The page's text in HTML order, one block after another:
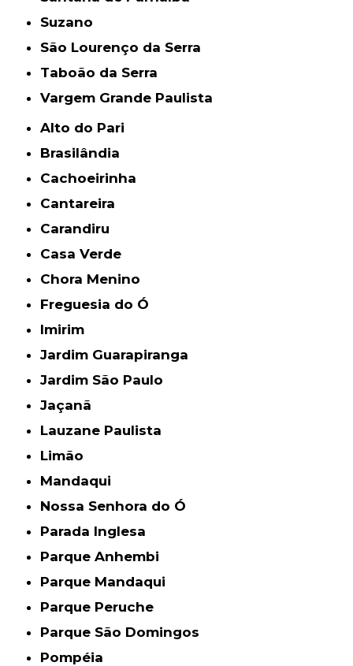
Suzano
São Lourenço da Serra
Taboão da Serra
Vargem Grande Paulista
Alto do Pari
Brasilândia
Cachoeirinha
Cantareira
Carandiru
Casa Verde
Chora Menino
Freguesia do Ó
Imirim
Jardim Guarapiranga
Jardim São Paulo
Jaçanã
Lauzane Paulista
Limão
Mandaqui
Nossa Senhora do Ó
Parada Inglesa
Parque Anhembi
Parque Mandaqui
Parque Peruche
Parque São Domingos
Pompéia